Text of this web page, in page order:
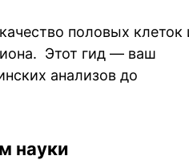
половых клеток
Этот гид — ваш
анализов до
науки